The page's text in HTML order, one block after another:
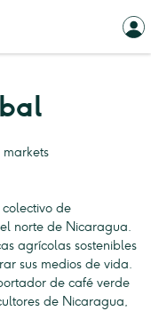
de
norte de Nicaragua.
agrícolas sostenibles
sus medios de vida.
de café verde
de Nicaragua,